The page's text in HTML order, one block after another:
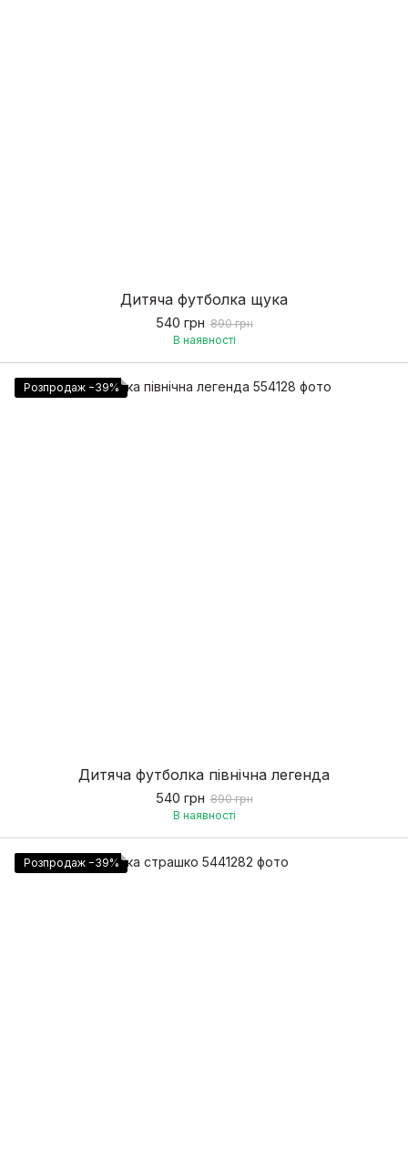
Дитяча футболка щука
540 грн 890 грн
В наявності
Розпродаж −39%
Дитяча футболка північна легенда
540 грн 890 грн
В наявності
Розпродаж −39%